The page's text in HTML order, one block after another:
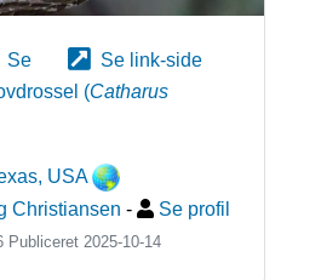
Se
Se link-side
(Catharus
, USA
Christiansen - Se profil
Publiceret 2025-10-14